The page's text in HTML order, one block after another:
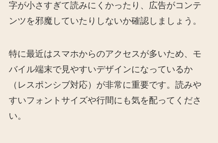
字が小さすぎて読みにくかったり、広告がコンテ
ンツを邪魔していたりしないか確認しましょう。
特に最近はスマホからのアクセスが多いため、モ
バイル端末で見やすいデザインになっているか
（レスポンシブ対応）が非常に重要です。読みや
すいフォントサイズや行間にも気を配ってくださ
い。